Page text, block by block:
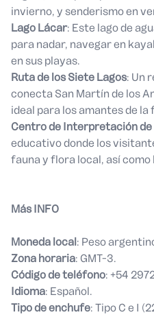
invierno, y senderismo en
Lago Lácar: Este lago de
para nadar, navegar en
en sus playas.
Ruta de los Siete Lagos: Un
conecta San Martín de los
ideal para los amantes de
Centro de Interpretación
educativo donde los
fauna y flora local, así
Más INFO
Moneda local : Peso
Zona horaria: GMT-3.
Código de teléfono: +54
Idioma: Español.
Tipo de enchufe: Tipo C e I